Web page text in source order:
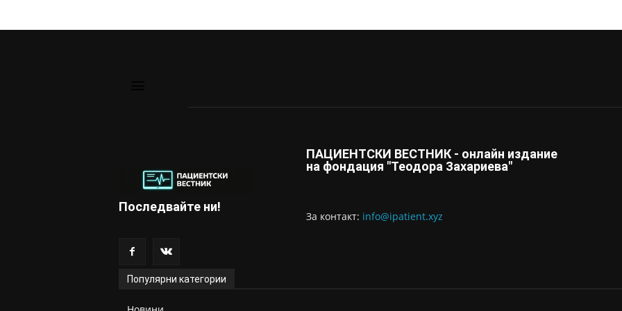
Последвайте ни!
ПАЦИЕНТСКИ ВЕСТНИК - онлайн издание
на фондация "Теодора Захариева"
За контaкт: info@ipatient.xyz
Популярни категории